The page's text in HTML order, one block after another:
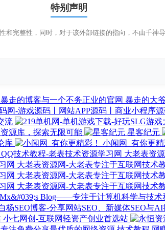
特别声明
完整性，同时，对于该外部链接的指向，不由千神
暴走的大
网-游戏源码丨网站APP源码丨商业小程序
流
源库，探索无限可能
星客纪元
库 小闻网_有你更精
大老表资
大老表资源网-大老表专注于互联网技术
大老表资源网-大老表专注于互联网技术
大老表资源网-大老表专注于互联网技术
Mx&#039;s Blog——专注于计算机科学与技术
小七网创-互联网轻资产创业首选站